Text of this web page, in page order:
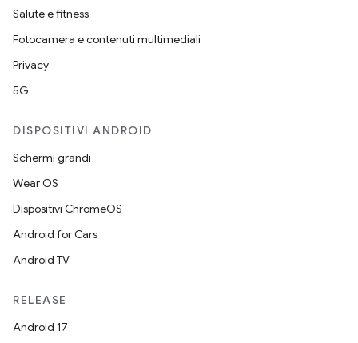
Salute e fitness
Fotocamera e contenuti multimediali
Privacy
5G
DISPOSITIVI ANDROID
Schermi grandi
Wear OS
Dispositivi ChromeOS
Android for Cars
Android TV
RELEASE
Android 17